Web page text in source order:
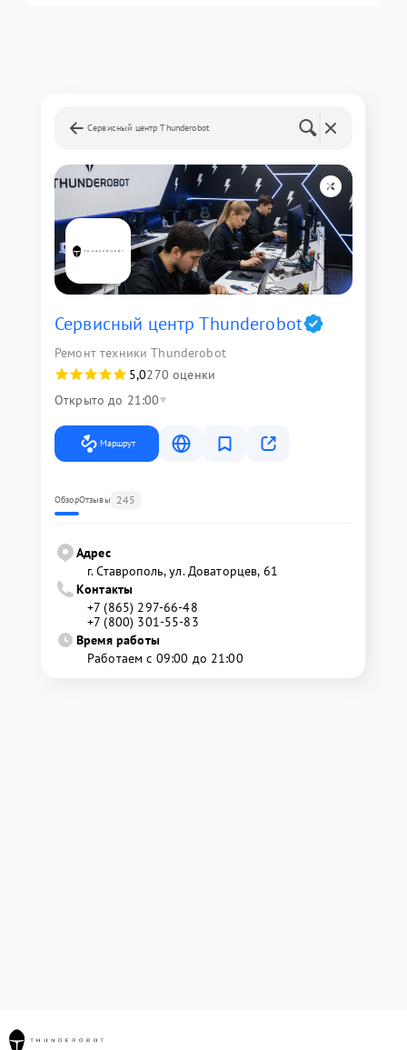
Сервисный центр Thunderobot
Сервисный центр Thunderobot
Ремонт техники Thunderobot
5,0270 оценки
Открыто до 21:00
Маршрут
ОбзорОтзывы 245
Адрес
г. Ставрополь, ул. Доваторцев, 61
Контакты
+7 (865) 297-66-48
+7 (800) 301-55-83
Время работы
Работаем с 09:00 до 21:00